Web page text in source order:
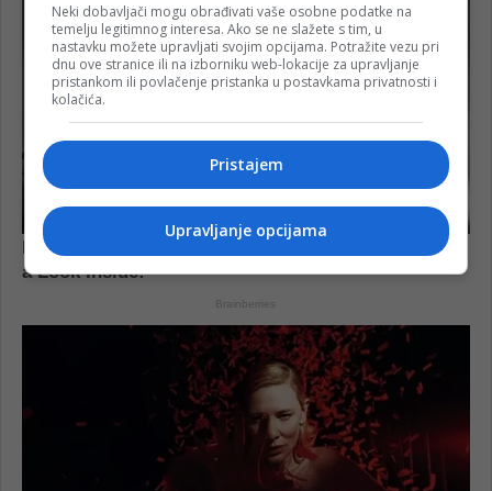
Neki dobavljači mogu obrađivati vaše osobne podatke na
temelju legitimnog interesa. Ako se ne slažete s tim, u
nastavku možete upravljati svojim opcijama. Potražite vezu pri
dnu ove stranice ili na izborniku web-lokacije za upravljanje
pristankom ili povlačenje pristanka u postavkama privatnosti i
kolačića.
Pristajem
Upravljanje opcijama